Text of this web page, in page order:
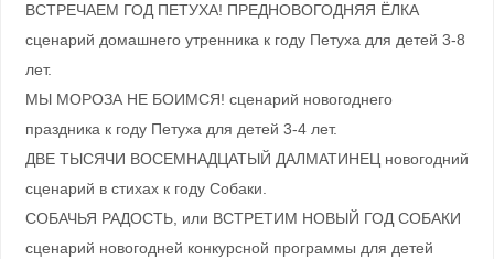
ВСТРЕЧАЕМ ГОД ПЕТУХА! ПРЕДНОВОГОДНЯЯ ЁЛКА
сценарий домашнего утренника к году Петуха для детей 3-8
лет.
МЫ МОРОЗА НЕ БОИМСЯ! сценарий новогоднего
праздника к году Петуха для детей 3-4 лет.
ДВЕ ТЫСЯЧИ ВОСЕМНАДЦАТЫЙ ДАЛМАТИНЕЦ новогодний
cценарий в стихах к году Собаки.
СОБАЧЬЯ РАДОСТЬ, или ВСТРЕТИМ НОВЫЙ ГОД СОБАКИ
cценарий новогодней конкурсной программы для детей